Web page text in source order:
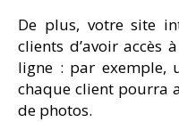
De plus, votre site
clients d’avoir accès
ligne : par exemple,
chaque client pourra
de photos.